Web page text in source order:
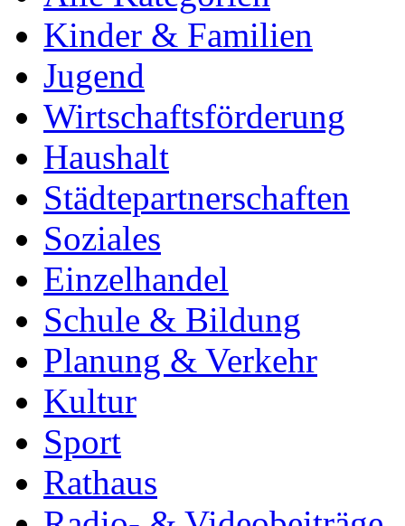
Kinder & Familien
Jugend
Wirtschaftsförderung
Haushalt
Städtepartnerschaften
Soziales
Einzelhandel
Schule & Bildung
Planung & Verkehr
Kultur
Sport
Rathaus